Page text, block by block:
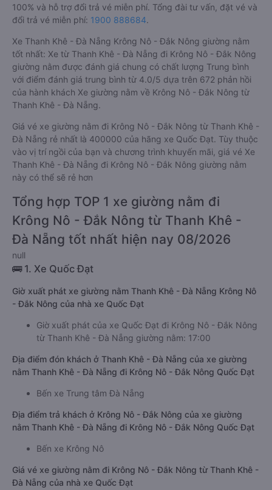
100% và hỗ trợ đổi trả vé miễn phí. Tổng đài tư vấn, đặt vé và
đổi trả vé miễn phí: 1900 888684.
Xe Thanh Khê - Đà Nẵng Krông Nô - Đắk Nông giường nằm
tốt nhất: Xe từ Thanh Khê - Đà Nẵng đi Krông Nô - Đắk Nông
giường nằm được đánh giá chung có chất lượng Trung bình
với điểm đánh giá trung bình từ 4.0/5 dựa trên 672 phản hồi
của hành khách Xe giường nằm về Krông Nô - Đắk Nông từ
Thanh Khê - Đà Nẵng.
Giá vé xe giường nằm đi Krông Nô - Đắk Nông từ Thanh Khê -
Đà Nẵng rẻ nhất là 400000 của hãng xe Quốc Đạt. Tùy thuộc
vào vị trí ngồi của bạn và chương trình khuyến mãi, giá vé Xe
Thanh Khê - Đà Nẵng đi Krông Nô - Đắk Nông giường nằm
này có thể sẽ rẻ hơn
Tổng hợp TOP 1 xe giường nằm đi
Krông Nô - Đắk Nông từ Thanh Khê -
Đà Nẵng tốt nhất hiện nay 08/2026
null
🚌 1. Xe Quốc Đạt
Giờ xuất phát xe giường nằm Thanh Khê - Đà Nẵng Krông Nô
- Đắk Nông của nhà xe Quốc Đạt
Giờ xuất phát của xe Quốc Đạt đi Krông Nô - Đắk Nông
từ Thanh Khê - Đà Nẵng giường nằm: 17:00
Địa điểm đón khách ở Thanh Khê - Đà Nẵng của xe giường
nằm Thanh Khê - Đà Nẵng đi Krông Nô - Đắk Nông Quốc Đạt
Bến xe Trung tâm Đà Nẵng
Địa điểm trả khách ở Krông Nô - Đắk Nông của xe giường
nằm Thanh Khê - Đà Nẵng đi Krông Nô - Đắk Nông Quốc Đạt
Bến xe Krông Nô
Giá vé xe giường nằm đi Krông Nô - Đắk Nông từ Thanh Khê -
Đà Nẵng của nhà xe Quốc Đạt